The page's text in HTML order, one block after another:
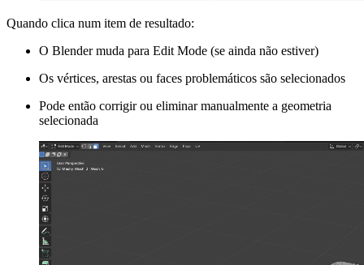
Quando clica num item de resultado:
O Blender muda para Edit Mode (se ainda não estiver)
Os vértices, arestas ou faces problemáticos são selecionados
Pode então corrigir ou eliminar manualmente a geometria
selecionada